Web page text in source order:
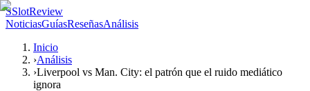
SSlotReview
NoticiasGuíasReseñasAnálisis
Inicio
›Análisis
›Liverpool vs Man. City: el patrón que el ruido mediático
ignora